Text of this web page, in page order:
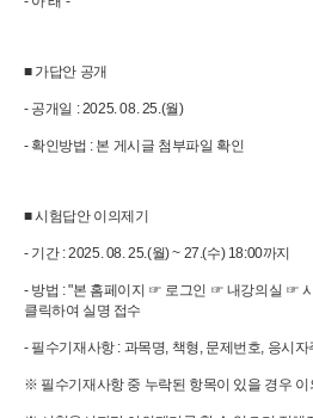
■ 가답안 공개
- 공개일 : 2025. 08. 25.(월)
- 확인방법 : 본 게시글 첨부파일 확인
■ 시험답안 이의제기
- 기간 : 2025. 08. 25.(월) ~ 27.(수) 18:00까지
- 방법 : "본 홈페이지 ☞ 로그인 ☞ 내강의실 ☞
클릭하여 실명 접수
- 필수기재사항 : 과목명, 책형, 문제번호, 응시
※ 필수기재사항 중 누락된 항목이 있을 경우